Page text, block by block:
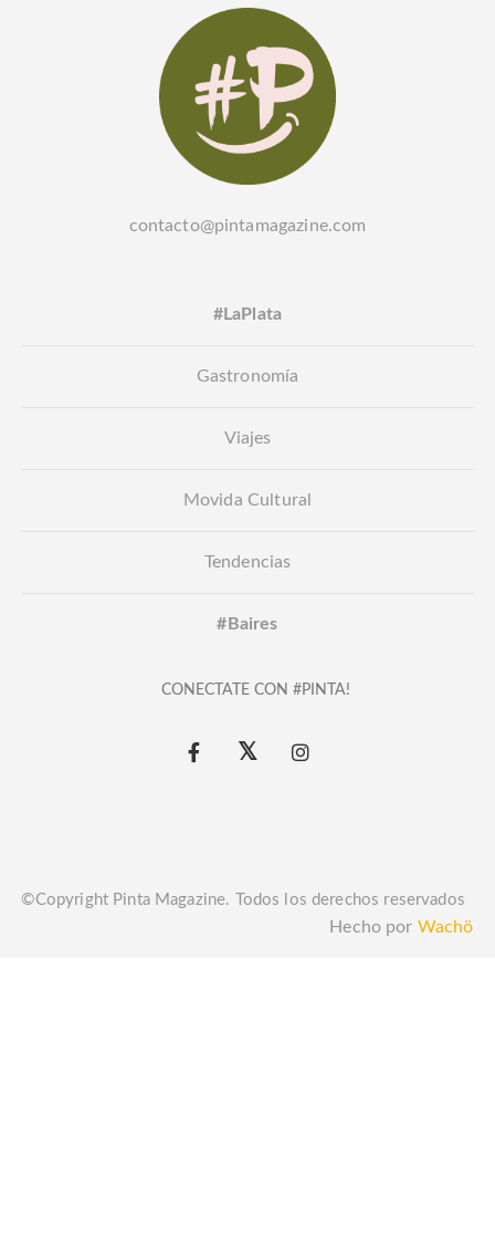
contacto@pintamagazine.com
#LaPlata
Gastronomía
Viajes
Movida Cultural
Tendencias
#Baires
CONECTATE CON #PINTA!
©Copyright Pinta Magazine. Todos los derechos reservados
Hecho por Wachö